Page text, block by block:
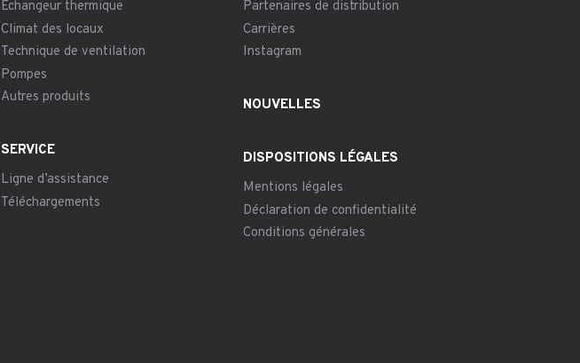
Échangeur thermique
Climat des locaux
Technique de ventilation
Pompes
Autres produits
SERVICE
Ligne d’assistance
Téléchargements
Partenaires de distribution
Carrières
Instagram
NOUVELLES
DISPOSITIONS LÉGALES
Mentions légales
Déclaration de confidentialité
Conditions générales